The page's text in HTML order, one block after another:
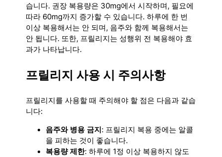
습니다. 권장 복용량은 30mg에서 시작하며, 필요에
따라 60mg까지 증가할 수 있습니다. 하루에 한 번
이상 복용해서는 안 되며, 음주와 함께 복용해서는
안 됩니다. 또한, 프릴리지는 성행위 전 복용해야 효
과가 나타납니다.
프릴리지 사용 시 주의사항
프릴리지를 사용할 때 주의해야 할 점은 다음과 같습
니다:
음주와 병용 금지: 프릴리지 복용 중에는 알콜
을 피하는 것이 좋습니다.
복용량 제한: 하루에 1정 이상 복용하지 않도